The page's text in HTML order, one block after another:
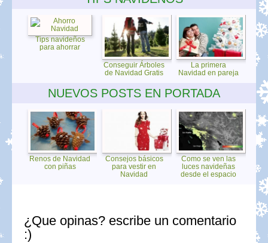
Tips navideños
para ahorrar
Conseguir Árboles
de Navidad Gratis
La primera
Navidad en pareja
NUEVOS POSTS EN PORTADA
Renos de Navidad
con piñas
Consejos básicos
para vestir en
Navidad
Como se ven las
luces navideñas
desde el espacio
¿Que opinas? escribe un comentario
:)